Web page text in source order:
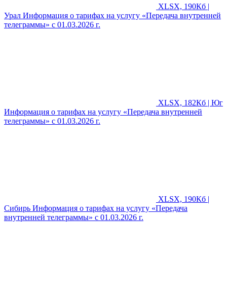
XLSX, 190Кб |
Урал Информация о тарифах на услугу «Передача внутренней
телеграммы» с 01.03.2026 г.
XLSX, 182Кб | Юг
Информация о тарифах на услугу «Передача внутренней
телеграммы» с 01.03.2026 г.
XLSX, 190Кб |
Сибирь Информация о тарифах на услугу «Передача
внутренней телеграммы» с 01.03.2026 г.